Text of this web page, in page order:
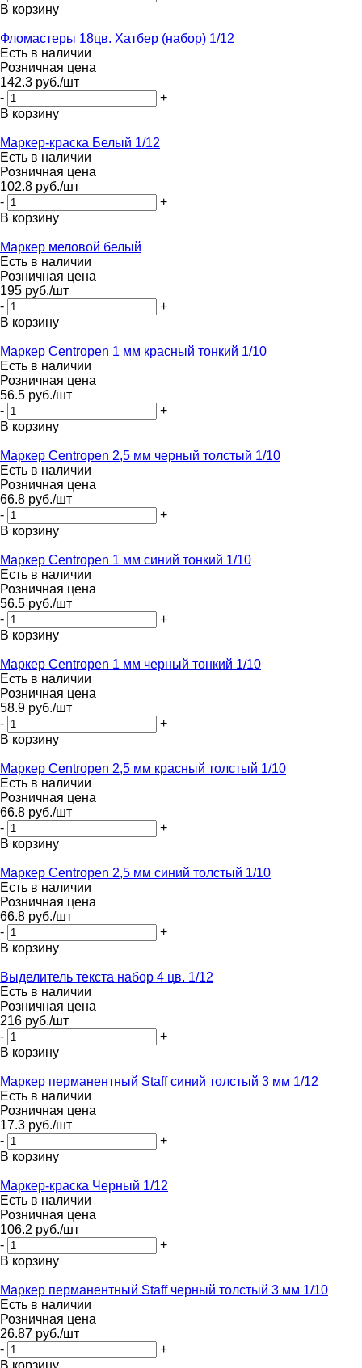
В корзину
Фломастеры 18цв. Хатбер (набор) 1/12
Есть в наличии
Розничная цена
142.3 руб./шт
-
+
В корзину
Маркер-краска Белый 1/12
Есть в наличии
Розничная цена
102.8 руб./шт
-
+
В корзину
Маркер меловой белый
Есть в наличии
Розничная цена
195 руб./шт
-
+
В корзину
Маркер Centropen 1 мм красный тонкий 1/10
Есть в наличии
Розничная цена
56.5 руб./шт
-
+
В корзину
Маркер Centropen 2,5 мм черный толстый 1/10
Есть в наличии
Розничная цена
66.8 руб./шт
-
+
В корзину
Маркер Centropen 1 мм синий тонкий 1/10
Есть в наличии
Розничная цена
56.5 руб./шт
-
+
В корзину
Маркер Centropen 1 мм черный тонкий 1/10
Есть в наличии
Розничная цена
58.9 руб./шт
-
+
В корзину
Маркер Centropen 2,5 мм красный толстый 1/10
Есть в наличии
Розничная цена
66.8 руб./шт
-
+
В корзину
Маркер Centropen 2,5 мм синий толстый 1/10
Есть в наличии
Розничная цена
66.8 руб./шт
-
+
В корзину
Выделитель текста набор 4 цв. 1/12
Есть в наличии
Розничная цена
216 руб./шт
-
+
В корзину
Маркер перманентный Staff синий толстый 3 мм 1/12
Есть в наличии
Розничная цена
17.3 руб./шт
-
+
В корзину
Маркер-краска Черный 1/12
Есть в наличии
Розничная цена
106.2 руб./шт
-
+
В корзину
Маркер перманентный Staff черный толстый 3 мм 1/10
Есть в наличии
Розничная цена
26.87 руб./шт
-
+
В корзину